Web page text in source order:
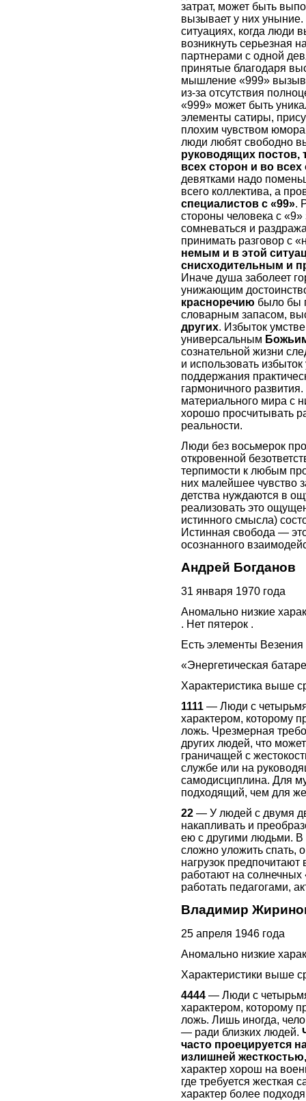
затрат, может быть
вызывает у них
ситуациях, когда люди
возникнуть серьезная
партнерами с одной
принятые благодаря
мышление «999»
из-за отсутствия
«999» может быть
элементы сатиры,
плохим чувством
люди любят свободно
руководящих постов,
всех сторон и во
девятками надо
всего коллектива, а
специалистов с «99».
стороны человека с
сомневаться и
принимать разговор с
немым и в этой
снисходительным и
Иначе душа заболеет
унижающим
красноречию было бы
словарным запасом,
других. Избыток
универсальным
сознательной жизни
и использовать
поддержания
гармоничного
материального мира с
хорошо просчитывать
реальности.
Люди без восьмерок
откровенной
терпимости к любым
них малейшее чувство
детства нуждаются в
реализовать это
истинного смысла)
Истинная свобода —
осознанного
Андрей Богданов
31 января 1970 года
Аномально низкие
. Нет пятерок .
Есть элементы Везения
«Энергетическая
Характеристика выше
1111 — Люди с
характером, которому
ложь. Чрезмерная
других людей, что
граничащей с
службе или на
самодисциплина. Для
подходящий, чем для
22 — У людей с двумя
накапливать и
ею с другими людьми. В
сложно уложить спать,
нагрузок
работают на
работать педагогами,
Владимир
25 апреля 1946 года
Аномально низкие
Характеристики выше
4444 — Люди с
характером, которому
ложь. Лишь иногда,
— ради близких людей.
часто проецируется
излишней
характер хорош на
где требуется
характер более